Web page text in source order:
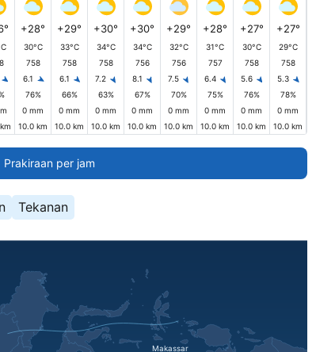
+28° +29° +30° +30° +29° +28° +27° +27°
30°C 33°C 34°C 34°C 32°C 31°C 30°C
29°C
758 758 758 756 756 757 758
758
6.1 6.1 7.2 8.1 7.5 6.4 5.6
5.3
76% 66% 63% 67% 70% 75% 76%
78%
0 mm 0 mm 0 mm 0 mm 0 mm 0 mm 0 mm
0 mm
10.0 km 10.0 km 10.0 km 10.0 km 10.0 km 10.0 km 10.0 km 10.0 km
Prakiraan per jam
Tekanan